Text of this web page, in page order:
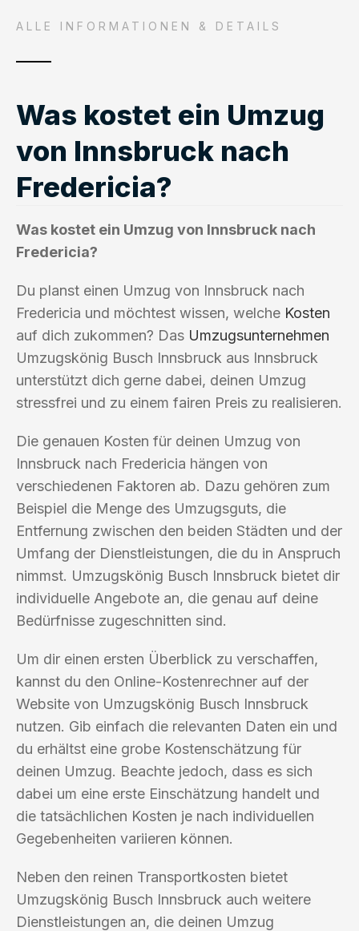
ALLE INFORMATIONEN & DETAILS
Was kostet ein Umzug
von Innsbruck nach
Fredericia?
Was kostet ein Umzug von Innsbruck nach
Fredericia?
Du planst einen Umzug von Innsbruck nach
Fredericia und möchtest wissen, welche Kosten
auf dich zukommen? Das Umzugsunternehmen
Umzugskönig Busch Innsbruck aus Innsbruck
unterstützt dich gerne dabei, deinen Umzug
stressfrei und zu einem fairen Preis zu realisieren.
Die genauen Kosten für deinen Umzug von
Innsbruck nach Fredericia hängen von
verschiedenen Faktoren ab. Dazu gehören zum
Beispiel die Menge des Umzugsguts, die
Entfernung zwischen den beiden Städten und der
Umfang der Dienstleistungen, die du in Anspruch
nimmst. Umzugskönig Busch Innsbruck bietet dir
individuelle Angebote an, die genau auf deine
Bedürfnisse zugeschnitten sind.
Um dir einen ersten Überblick zu verschaffen,
kannst du den Online-Kostenrechner auf der
Website von Umzugskönig Busch Innsbruck
nutzen. Gib einfach die relevanten Daten ein und
du erhältst eine grobe Kostenschätzung für
deinen Umzug. Beachte jedoch, dass es sich
dabei um eine erste Einschätzung handelt und
die tatsächlichen Kosten je nach individuellen
Gegebenheiten variieren können.
Neben den reinen Transportkosten bietet
Umzugskönig Busch Innsbruck auch weitere
Dienstleistungen an, die deinen Umzug